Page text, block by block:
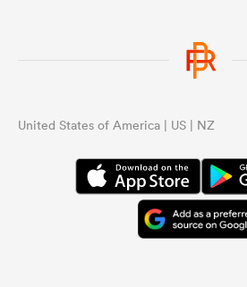
United States of America | US | NZ